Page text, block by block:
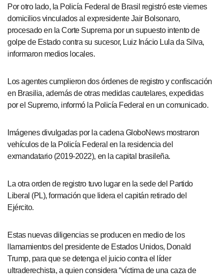
Por otro lado, la Policía Federal de Brasil registró este viernes
domicilios vinculados al expresidente Jair Bolsonaro,
procesado en la Corte Suprema por un supuesto intento de
golpe de Estado contra su sucesor, Luiz Inácio Lula da Silva,
informaron medios locales.
Los agentes cumplieron dos órdenes de registro y confiscación
en Brasilia, además de otras medidas cautelares, expedidas
por el Supremo, informó la Policía Federal en un comunicado.
Imágenes divulgadas por la cadena GloboNews mostraron
vehículos de la Policía Federal en la residencia del
exmandatario (2019-2022), en la capital brasileña.
La otra orden de registro tuvo lugar en la sede del Partido
Liberal (PL), formación que lidera el capitán retirado del
Ejército.
Estas nuevas diligencias se producen en medio de los
llamamientos del presidente de Estados Unidos, Donald
Trump, para que se detenga el juicio contra el líder
ultraderechista, a quien considera “víctima de una caza de